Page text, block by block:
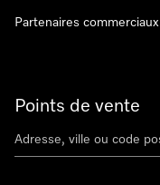
Points de vente
Partenaires commerciaux